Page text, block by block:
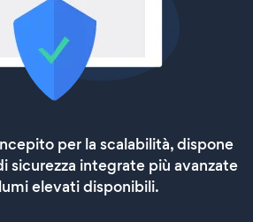
per la scalabilità, dispone
sicurezza integrate più avanzate
elevati disponibili.